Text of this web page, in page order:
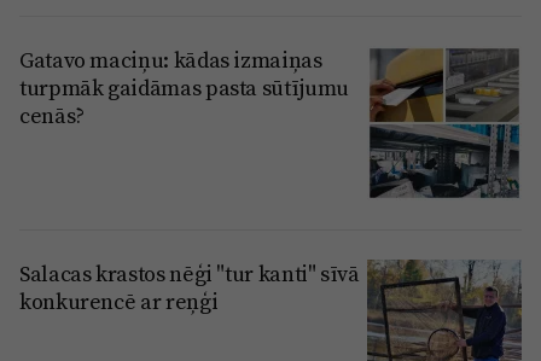
Gatavo maciņu: kādas izmaiņas
turpmāk gaidāmas pasta sūtījumu
cenās?
Salacas krastos nēģi "tur kanti" sīvā
konkurencē ar reņģi